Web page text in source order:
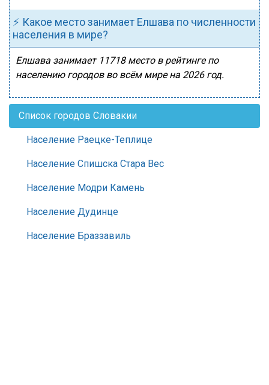
⚡ Какое место занимает Елшава по численности
населения в мире?
Елшава занимает 11718 место в рейтинге по
населению городов во всём мире на 2026 год.
Список городов Словакии
Население Раецке-Теплице
Население Спишска Стара Вес
Население Модри Камень
Население Дудинце
Население Браззавиль